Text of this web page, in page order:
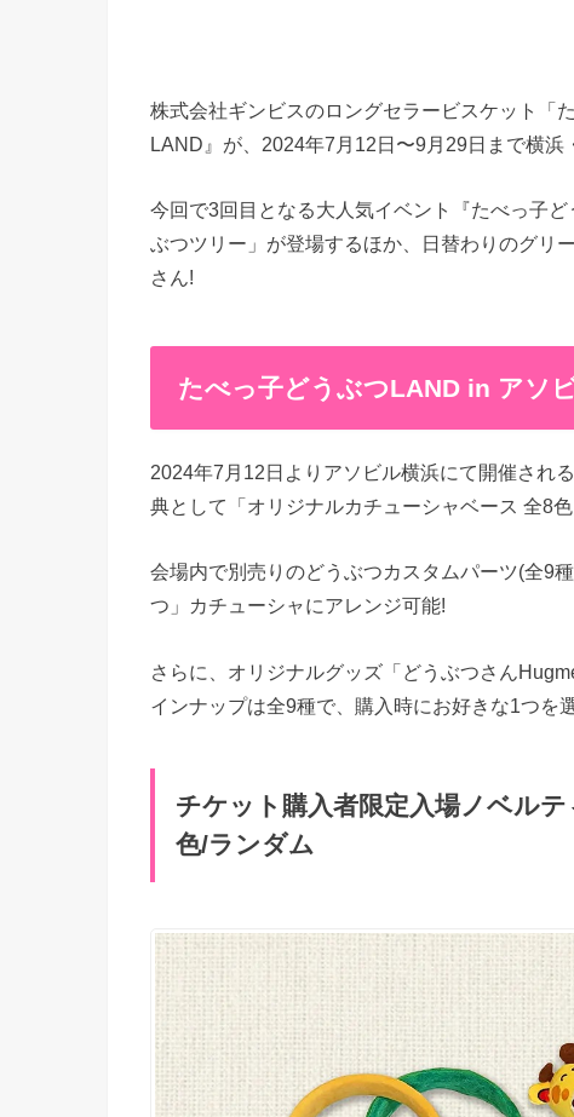
株式会社ギンビスのロングセラービスケット「
LAND』が、2024年7月12日〜9月29日まで横浜
今回で3回目となる大人気イベント『たべっ子
ぶつツリー」が登場するほか、日替わりのグリ
さん!
たべっ子どうぶつLAND in アソ
2024年7月12日よりアソビル横浜にて開催され
典として「オリジナルカチューシャベース 全8
会場内で別売りのどうぶつカスタムパーツ(全9
つ」カチューシャにアレンジ可能!
さらに、オリジナルグッズ「どうぶつさん
インナップは全9種で、購入時にお好きな1つを
チケット購入者限定入場ノベル
色/ランダム